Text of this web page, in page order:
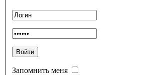
Запомнить меня